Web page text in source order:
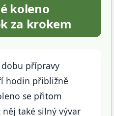
koleno
za krokem
přípravy
hodin přibližně
se přitom
něj také silný vývar